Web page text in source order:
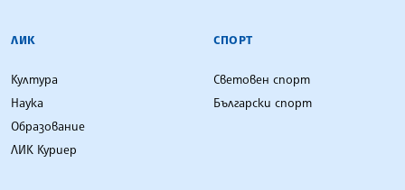
ЛИК
Култура
Наука
Образование
ЛИК Куриер
СПОРТ
Световен спорт
Български спорт